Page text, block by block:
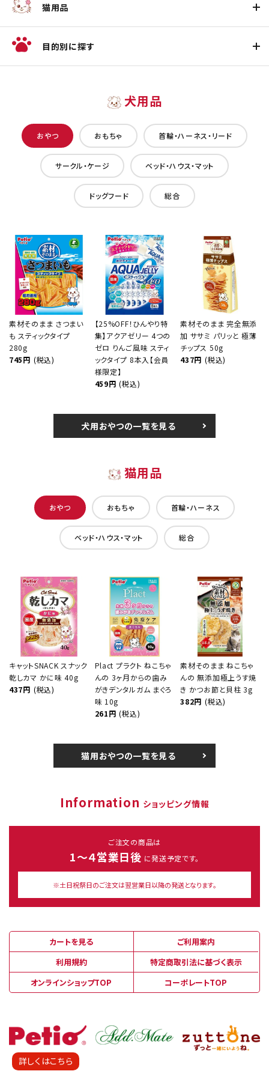
猫用品
目的別に探す
犬用品
おやつ おもちゃ 首輪・ハーネス・リード
サークル・ケージ ベッド・ハウス・マット
ドッグフード 総合
素材そのまま さつまい
も スティックタイプ
280g
745円 (税込)
【25%OFF！ひんやり特
集】アクアゼリー 4つの
ゼロ りんご風味 スティ
ックタイプ 8本入【会員
様限定】
459円 (税込)
素材そのまま 完全無添
加 ササミ パリッと 極薄
チップス 50g
437円 (税込)
犬用おやつの一覧を見る
猫用品
おやつ おもちゃ 首輪・ハーネス
ベッド・ハウス・マット 総合
キャットSNACK スナック
乾しカマ かに味 40g
437円 (税込)
Plact プラクト ねこちゃ
んの 3ヶ月からの歯み
がきデンタルガム まぐろ
味 10g
261円 (税込)
素材そのまま ねこちゃ
んの 無添加極上うす焼
き かつお節と貝柱 3g
382円 (税込)
猫用おやつの一覧を見る
Information ショッピング情報
ご注文の商品は
1～４営業日後 に発送予定です。
※土日祝祭日のご注文は翌営業日以降の発送となります。
カートを見る
ご利用案内
利用規約
特定商取引法に基づく表示
オンラインショップTOP
コーポレートTOP
詳しくはこちら